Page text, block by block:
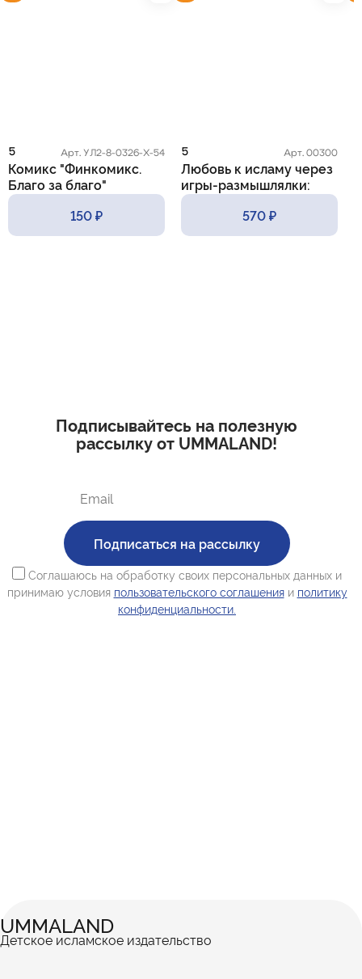
5 Арт. УЛ2-8-0326-Х-54
Комикс "Финкомикс.
Благо за благо"
150 ₽
5 Арт. 00300
Любовь к исламу через
игры-размышлялки:
практические приемы и
570 ₽
Подписывайтесь на полезную
рассылку от UMMALAND!
Подписаться на рассылку
Соглашаюсь на обработку своих персональных данных и
принимаю условия пользовательского соглашенияи политику
конфиденциальности.
UMMALAND
Детское исламское издательство